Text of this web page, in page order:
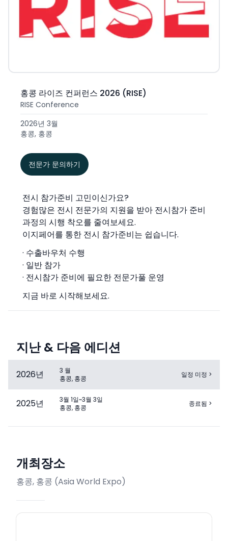
홍콩 라이즈 컨퍼런스 2026 (RISE)
RISE Conference
2026년 3월
홍콩, 홍콩
전문가 문의하기
전시 참가준비 고민이신가요?
경험많은 전시 전문가의 지원을 받아 전시참가 준비
과정의 시행 착오를 줄여보세요.
이지페어를 통한 전시 참가준비는 쉽습니다.
· 수출바우처 수행
· 일반 참가
· 전시참가 준비에 필요한 전문가풀 운영
지금 바로 시작해보세요.
지난 & 다음 에디션
2026년
3 월
홍콩, 홍콩
일정 미정 >
2025년
3월 1일~3월 3일
홍콩, 홍콩
종료됨 >
개최장소
홍콩, 홍콩 (Asia World Expo)